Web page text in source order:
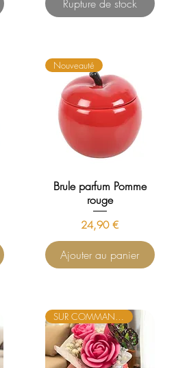
Rupture de stock
Nouveauté
Brule parfum Pomme
rouge
Prix
24,90 €
Ajouter au panier
SUR COMMANDE